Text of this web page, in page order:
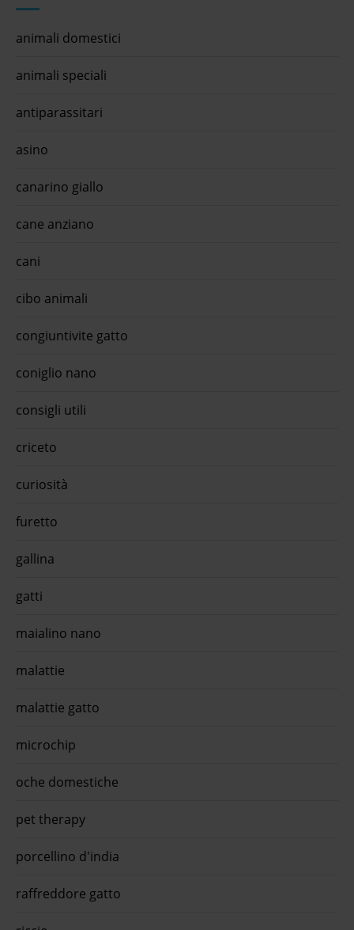
animali domestici
animali speciali
antiparassitari
asino
canarino giallo
cane anziano
cani
cibo animali
congiuntivite gatto
coniglio nano
consigli utili
criceto
curiosità
furetto
gallina
gatti
maialino nano
malattie
malattie gatto
microchip
oche domestiche
pet therapy
porcellino d'india
raffreddore gatto